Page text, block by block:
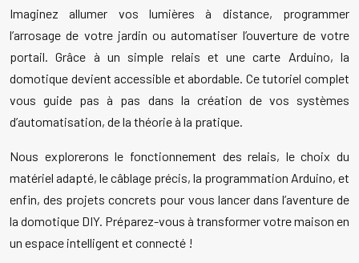
Imaginez allumer vos lumières à distance, programmer
l’arrosage de votre jardin ou automatiser l’ouverture de votre
portail. Grâce à un simple relais et une carte Arduino, la
domotique devient accessible et abordable. Ce tutoriel complet
vous guide pas à pas dans la création de vos systèmes
d’automatisation, de la théorie à la pratique.
Nous explorerons le fonctionnement des relais, le choix du
matériel adapté, le câblage précis, la programmation Arduino, et
enfin, des projets concrets pour vous lancer dans l’aventure de
la domotique DIY. Préparez-vous à transformer votre maison en
un espace intelligent et connecté !